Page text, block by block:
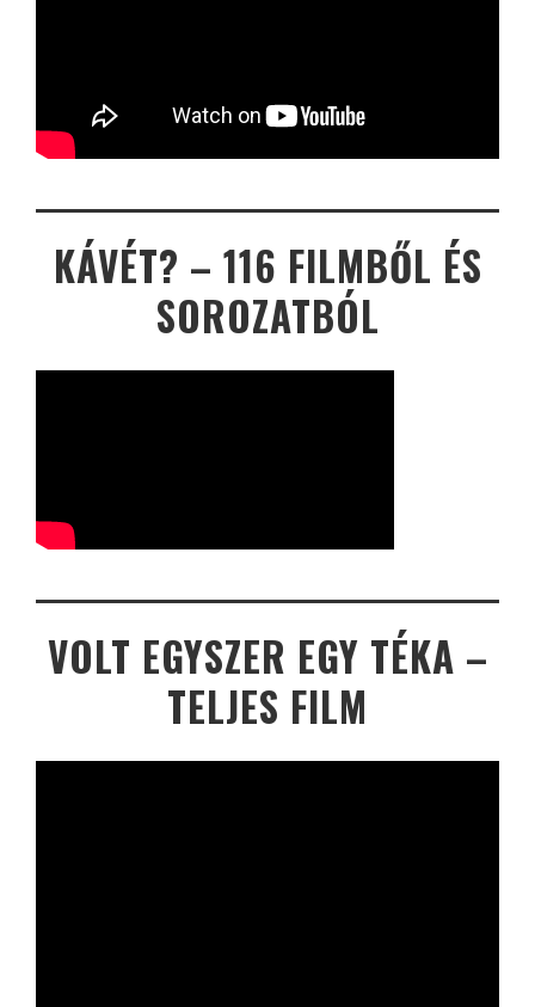
KÁVÉT? – 116 FILMBŐL ÉS
SOROZATBÓL
VOLT EGYSZER EGY TÉKA –
TELJES FILM